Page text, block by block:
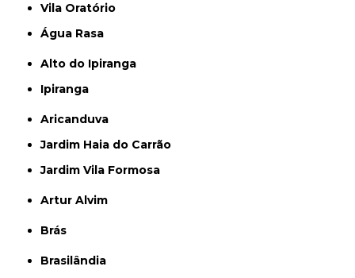
Vila Oratório
Água Rasa
Alto do Ipiranga
Ipiranga
Aricanduva
Jardim Haia do Carrão
Jardim Vila Formosa
Artur Alvim
Brás
Brasilândia